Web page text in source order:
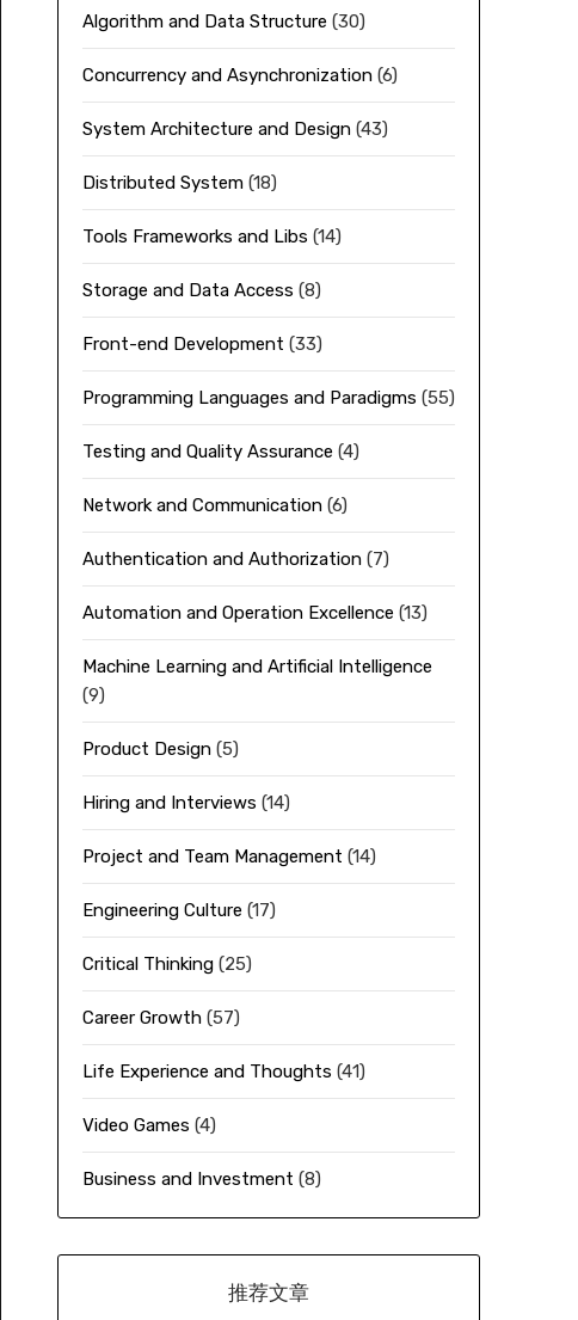
Algorithm and Data Structure (30)
Concurrency and Asynchronization(6)
System Architecture and Design(43)
Distributed System(18)
Tools Frameworks and Libs (14)
Storage and Data Access (8)
Front-end Development (33)
Programming Languages and Paradigms (55)
Testing and Quality Assurance (4)
Network and Communication(6)
Authentication and Authorization(7)
Automation and Operation Excellence (13)
Machine Learning and Artificial Intelligence
(9)
Product Design(5)
Hiring and Interviews (14)
Project and Team Management (14)
Engineering Culture (17)
Critical Thinking(25)
Career Growth(57)
Life Experience and Thoughts (41)
Video Games (4)
Business and Investment (8)
推荐文章